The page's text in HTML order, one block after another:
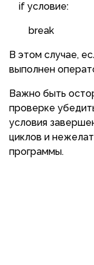
if условие:
break
В этом случае,
выполнен
Важно быть
проверке
условия
циклов и
программы.